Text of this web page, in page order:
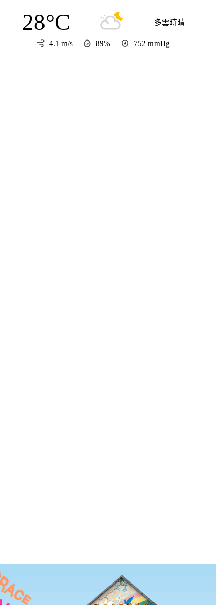
28°C 多雲時晴
4.1 m/s 89% 752 mmHg